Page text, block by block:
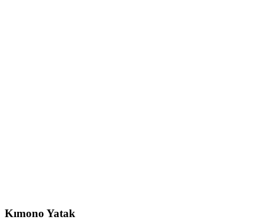
Kımono Yatak